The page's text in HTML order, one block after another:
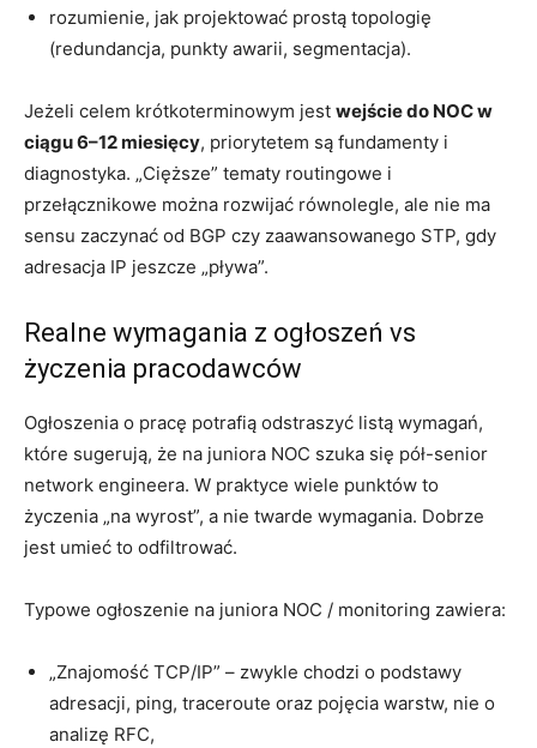
rozumienie, jak projektować prostą topologię
(redundancja, punkty awarii, segmentacja).
Jeżeli celem krótkoterminowym jest wejście do NOC w
ciągu 6–12 miesięcy, priorytetem są fundamenty i
diagnostyka. „Cięższe” tematy routingowe i
przełącznikowe można rozwijać równolegle, ale nie ma
sensu zaczynać od BGP czy zaawansowanego STP, gdy
adresacja IP jeszcze „pływa”.
Realne wymagania z ogłoszeń vs
życzenia pracodawców
Ogłoszenia o pracę potrafią odstraszyć listą wymagań,
które sugerują, że na juniora NOC szuka się pół-senior
network engineera. W praktyce wiele punktów to
życzenia „na wyrost”, a nie twarde wymagania. Dobrze
jest umieć to odfiltrować.
Typowe ogłoszenie na juniora NOC / monitoring zawiera:
„Znajomość TCP/IP” – zwykle chodzi o podstawy
adresacji, ping, traceroute oraz pojęcia warstw, nie o
analizę RFC,